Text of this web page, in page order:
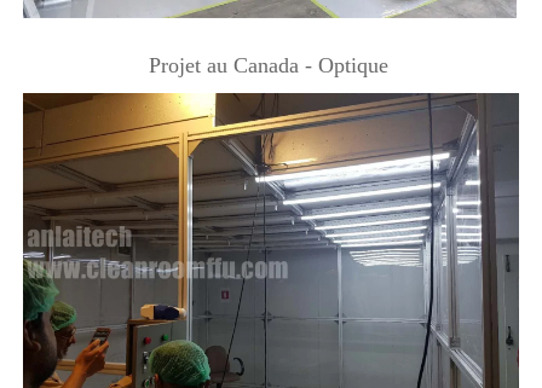
Projet au Canada - Optique